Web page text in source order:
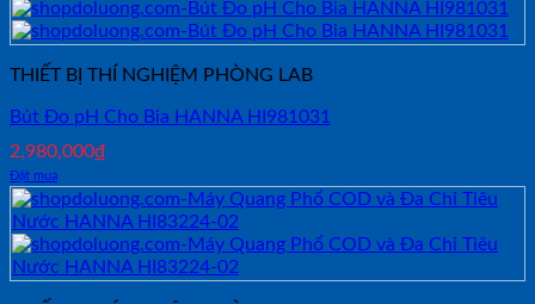
THIẾT BỊ THÍ NGHIỆM PHÒNG LAB
Bút Đo pH Cho Bia HANNA HI981031
2,980,000₫
Đặt mua